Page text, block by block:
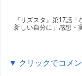
『リズスタ』第17話「
新しい自分に」感想・
▼ クリックでコメ